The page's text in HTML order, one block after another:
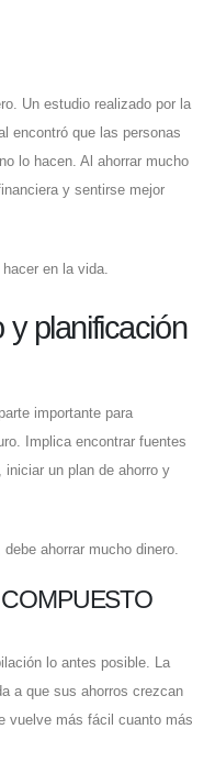
Un estudio realizado por la
encontró que las personas
lo hacen. Al ahorrar mucho
y sentirse mejor
en la vida.
planificación
importante para
Implica encontrar fuentes
un plan de ahorro y
ahorrar mucho dinero.
lo antes posible. La
a que sus ahorros crezcan
vuelve más fácil cuanto más